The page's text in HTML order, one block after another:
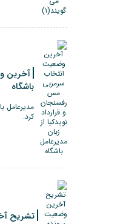
آخرین
باشگاه
مدیرعامل
کرد.
تشریح